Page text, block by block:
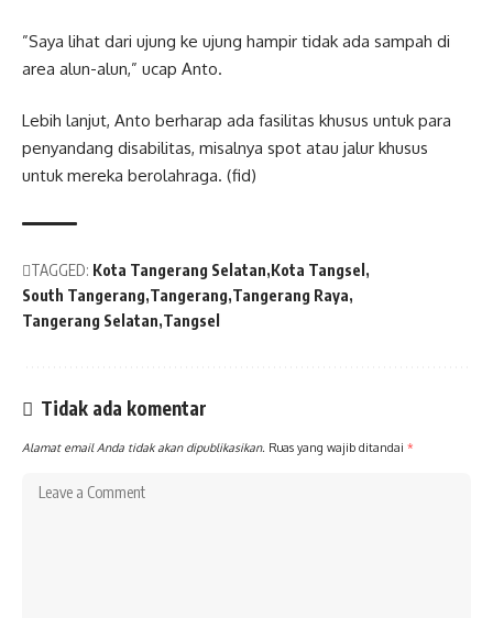
”Saya lihat dari ujung ke ujung hampir tidak ada sampah di
area alun-alun,” ucap Anto.
Lebih lanjut, Anto berharap ada fasilitas khusus untuk para
penyandang disabilitas, misalnya spot atau jalur khusus
untuk mereka berolahraga. (fid)
TAGGED: Kota Tangerang Selatan Kota Tangsel
South Tangerang Tangerang Tangerang Raya
Tangerang Selatan Tangsel
Tidak ada komentar
Alamat email Anda tidak akan dipublikasikan. Ruas yang wajib ditandai *